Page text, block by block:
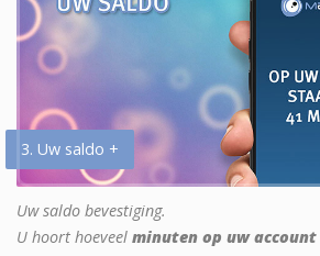
3. Uw saldo +
Uw saldo bevestiging.
U hoort hoeveel minuten op uw account